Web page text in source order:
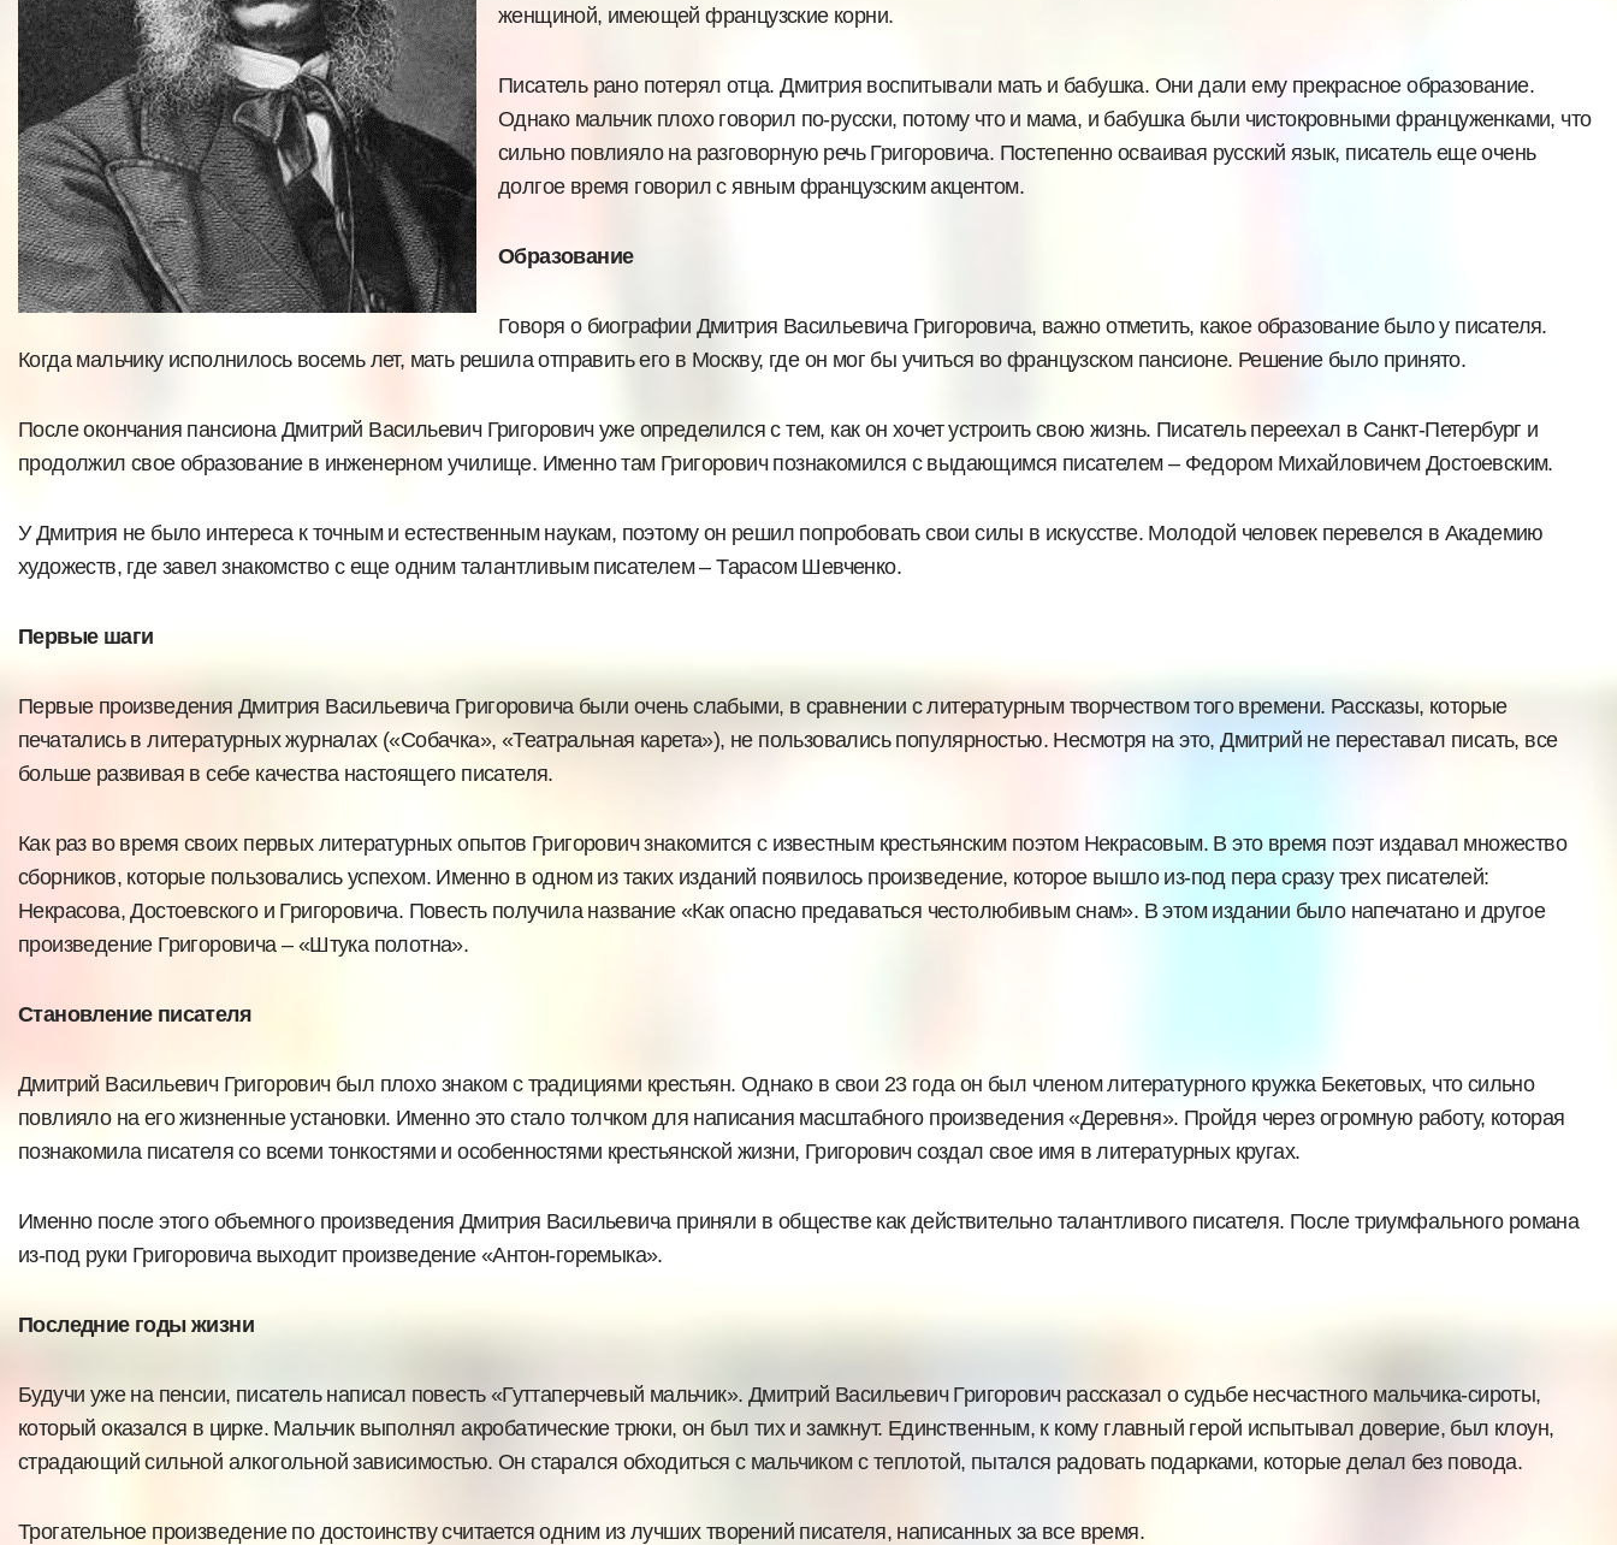
женщиной, имеющей французские корни.
Писатель рано потерял отца. Дмитрия воспитывали мать и бабушка. Они дали ему прекрасное образование.
Однако мальчик плохо говорил по-русски, потому что и мама, и бабушка были чистокровными француженками, что
сильно повлияло на разговорную речь Григоровича. Постепенно осваивая русский язык, писатель еще очень
долгое время говорил с явным французским акцентом.
Образование
Говоря о биографии Дмитрия Васильевича Григоровича, важно отметить, какое образование было у писателя.
Когда мальчику исполнилось восемь лет, мать решила отправить его в Москву, где он мог бы учиться во французском пансионе. Решение было принято.
После окончания пансиона Дмитрий Васильевич Григорович уже определился с тем, как он хочет устроить свою жизнь. Писатель переехал в Санкт-Петербург и
продолжил свое образование в инженерном училище. Именно там Григорович познакомился с выдающимся писателем – Федором Михайловичем Достоевским.
У Дмитрия не было интереса к точным и естественным наукам, поэтому он решил попробовать свои силы в искусстве. Молодой человек перевелся в Академию
художеств, где завел знакомство с еще одним талантливым писателем – Тарасом Шевченко.
Первые шаги
Первые произведения Дмитрия Васильевича Григоровича были очень слабыми, в сравнении с литературным творчеством того времени. Рассказы, которые
печатались в литературных журналах («Собачка», «Театральная карета»), не пользовались популярностью. Несмотря на это, Дмитрий не переставал писать, все
больше развивая в себе качества настоящего писателя.
Как раз во время своих первых литературных опытов Григорович знакомится с известным крестьянским поэтом Некрасовым. В это время поэт издавал множество
сборников, которые пользовались успехом. Именно в одном из таких изданий появилось произведение, которое вышло из-под пера сразу трех писателей:
Некрасова, Достоевского и Григоровича. Повесть получила название «Как опасно предаваться честолюбивым снам». В этом издании было напечатано и другое
произведение Григоровича – «Штука полотна».
Становление писателя
Дмитрий Васильевич Григорович был плохо знаком с традициями крестьян. Однако в свои 23 года он был членом литературного кружка Бекетовых, что сильно
повлияло на его жизненные установки. Именно это стало толчком для написания масштабного произведения «Деревня». Пройдя через огромную работу, которая
познакомила писателя со всеми тонкостями и особенностями крестьянской жизни, Григорович создал свое имя в литературных кругах.
Именно после этого объемного произведения Дмитрия Васильевича приняли в обществе как действительно талантливого писателя. После триумфального романа
из-под руки Григоровича выходит произведение «Антон-горемыка».
Последние годы жизни
Будучи уже на пенсии, писатель написал повесть «Гуттаперчевый мальчик». Дмитрий Васильевич Григорович рассказал о судьбе несчастного мальчика-сироты,
который оказался в цирке. Мальчик выполнял акробатические трюки, он был тих и замкнут. Единственным, к кому главный герой испытывал доверие, был клоун,
страдающий сильной алкогольной зависимостью. Он старался обходиться с мальчиком с теплотой, пытался радовать подарками, которые делал без повода.
Трогательное произведение по достоинству считается одним из лучших творений писателя, написанных за все время.